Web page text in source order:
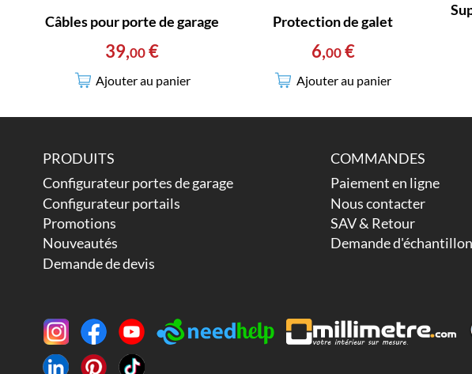
Câbles pour porte de garage
39,00 €
Ajouter au panier
Protection de galet
6,00 €
Ajouter au panier
PRODUITS
Configurateur portes de garage
Configurateur portails
Promotions
Nouveautés
Demande de devis
COMMANDES
Paiement en ligne
Nous contacter
SAV & Retour
Demande